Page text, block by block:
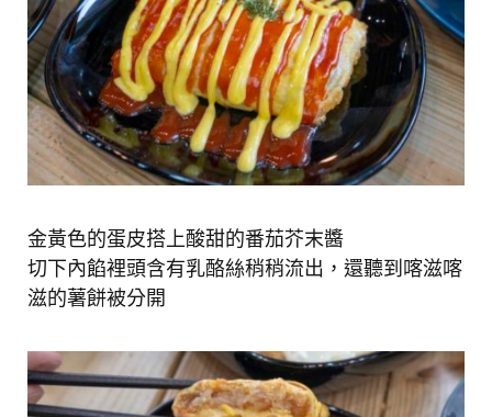
金黃色的蛋皮搭上酸甜的番茄芥末醬
切下內餡裡頭含有乳酪絲稍稍流出，還聽到喀滋喀
滋的薯餅被分開